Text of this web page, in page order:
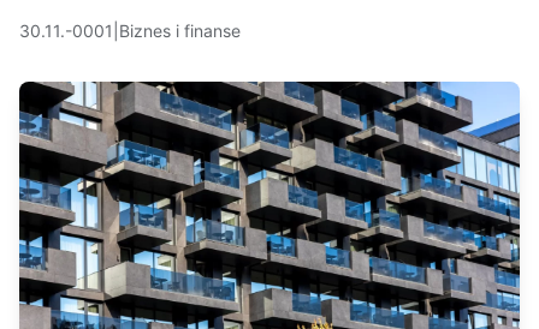
30.11.-0001 Biznes i finanse